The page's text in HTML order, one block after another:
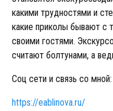
какими трудностями и
какие приколы бывают с
своими гостями.
считают болтунами, а
Соц сети и связь со мной:
https://eablinova.ru/